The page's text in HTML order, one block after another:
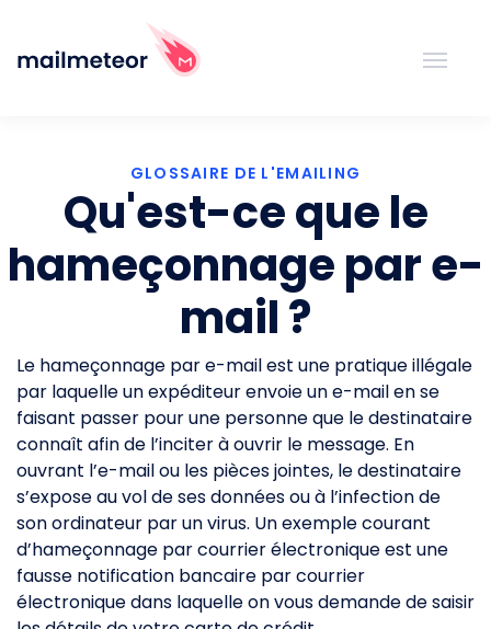
GLOSSAIRE DE L'EMAILING
Qu'est-ce que le
hameçonnage par e-
mail ?
Le hameçonnage par e-mail est une pratique illégale
par laquelle un expéditeur envoie un e-mail en se
faisant passer pour une personne que le destinataire
connaît afin de l’inciter à ouvrir le message. En
ouvrant l’e-mail ou les pièces jointes, le destinataire
s’expose au vol de ses données ou à l’infection de
son ordinateur par un virus. Un exemple courant
d’hameçonnage par courrier électronique est une
fausse notification bancaire par courrier
électronique dans laquelle on vous demande de saisir